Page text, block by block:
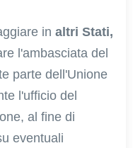
in altri Stati,
l'ambasciata del
parte dell'Unione
l'ufficio del
al fine di
eventuali